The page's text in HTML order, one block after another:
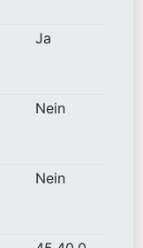
Ja
Nein
Nein